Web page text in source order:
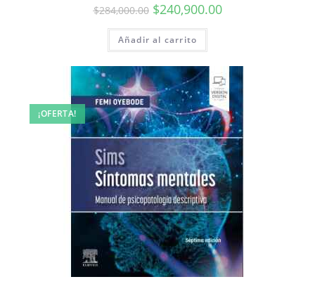
$284,000.00 $240,900.00
Añadir al carrito
¡OFERTA!